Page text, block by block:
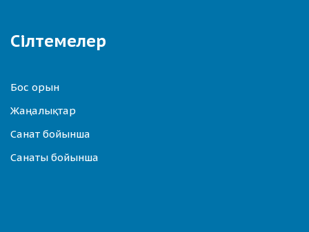
Сілтемелер
Бос орын
Жаңалықтар
Санат бойынша
Санаты бойынша